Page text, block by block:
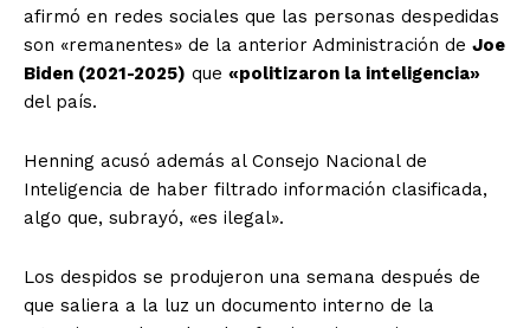
afirmó en redes sociales que las personas despedidas
son «remanentes» de la anterior Administración de Joe
Biden (2021-2025) que «politizaron la inteligencia»
del país.
Henning acusó además al Consejo Nacional de
Inteligencia de haber filtrado información clasificada,
algo que, subrayó, «es ilegal».
Los despidos se produjeron una semana después de
que saliera a la luz un documento interno de la